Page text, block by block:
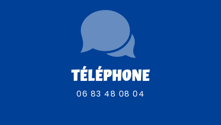
TÉLÉPHONE
06 83 48 08 04